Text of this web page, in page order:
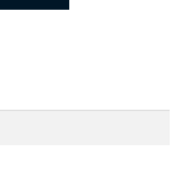
Ft.6.900 Ft.
A